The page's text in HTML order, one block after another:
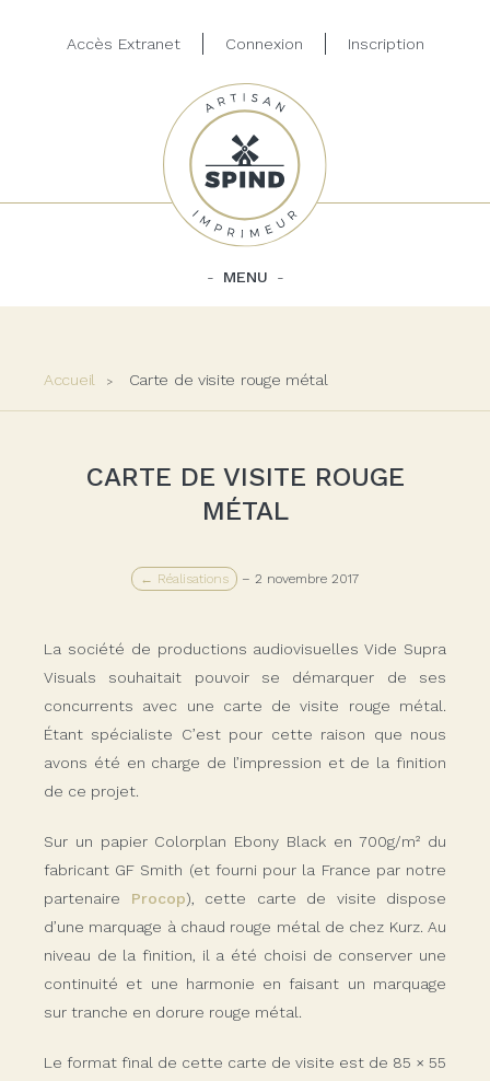
Accès Extranet Connexion Inscription
MENU
Accueil Carte de visite rouge métal
CARTE DE VISITE ROUGE
MÉTAL
← Réalisations – 2 novembre 2017
La société de productions audiovisuelles Vide Supra
Visuals souhaitait pouvoir se démarquer de ses
concurrents avec une carte de visite rouge métal.
Étant spécialiste C’est pour cette raison que nous
avons été en charge de l’impression et de la finition
de ce projet.
Sur un papier Colorplan Ebony Black en 700g/m² du
fabricant GF Smith (et fourni pour la France par notre
partenaire Procop), cette carte de visite dispose
d’une marquage à chaud rouge métal de chez Kurz. Au
niveau de la finition, il a été choisi de conserver une
continuité et une harmonie en faisant un marquage
sur tranche en dorure rouge métal.
Le format final de cette carte de visite est de 85 × 55